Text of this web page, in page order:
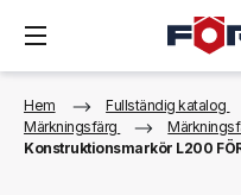
Hem Fullständig katalog
Märkningsfärg
Konstruktionsmarkör L200